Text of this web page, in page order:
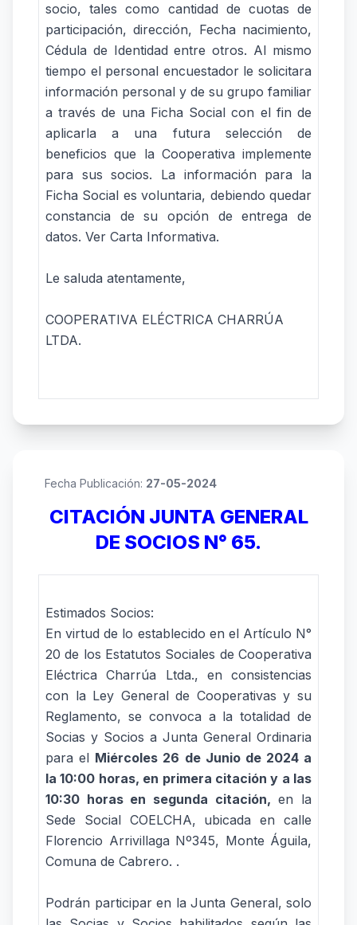
socio, tales como cantidad de cuotas de
participación, dirección, Fecha nacimiento,
Cédula de Identidad entre otros. Al mismo
tiempo el personal encuestador le solicitara
información personal y de su grupo familiar
a través de una Ficha Social con el fin de
aplicarla a una futura selección de
beneficios que la Cooperativa implemente
para sus socios. La información para la
Ficha Social es voluntaria, debiendo quedar
constancia de su opción de entrega de
datos. Ver Carta Informativa.
Le saluda atentamente,
COOPERATIVA ELÉCTRICA CHARRÚA
LTDA.
Fecha Publicación: 27-05-2024
CITACIÓN JUNTA GENERAL
DE SOCIOS N° 65.
Estimados Socios:
En virtud de lo establecido en el Artículo N°
20 de los Estatutos Sociales de Cooperativa
Eléctrica Charrúa Ltda., en consistencias
con la Ley General de Cooperativas y su
Reglamento, se convoca a la totalidad de
Socias y Socios a Junta General Ordinaria
para el Miércoles 26 de Junio de 2024 a
la 10:00 horas, en primera citación y a las
10:30 horas en segunda citación, en la
Sede Social COELCHA, ubicada en calle
Florencio Arrivillaga Nº345, Monte Águila,
Comuna de Cabrero. .
Podrán participar en la Junta General, solo